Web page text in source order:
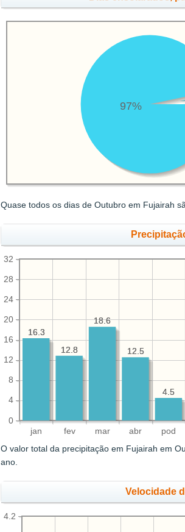
97%
Quase todos os dias de Outubro em Fujairah
jan fev mar abr pod
0
4
8
12
16
20
24
28
32
4.5
12.5
18.6
12.8
16.3
4.5
12.5
18.6
12.8
16.3
O valor total da precipitação em Fujairah em
ano.
Velocidade
4.2